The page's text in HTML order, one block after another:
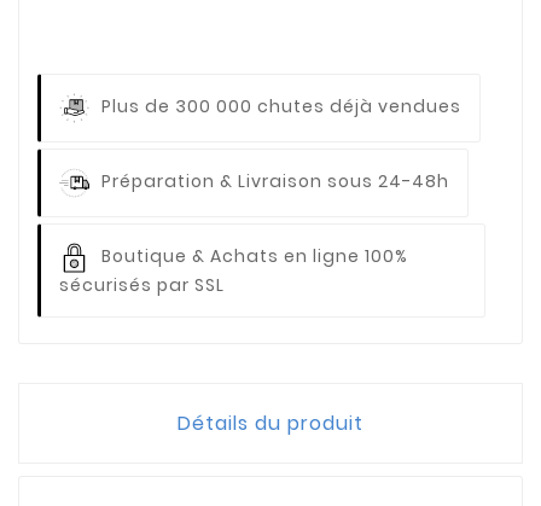
Plus de 300 000 chutes déjà vendues
Préparation & Livraison sous 24-48h
Boutique & Achats en ligne 100%
sécurisés par SSL
Détails du produit